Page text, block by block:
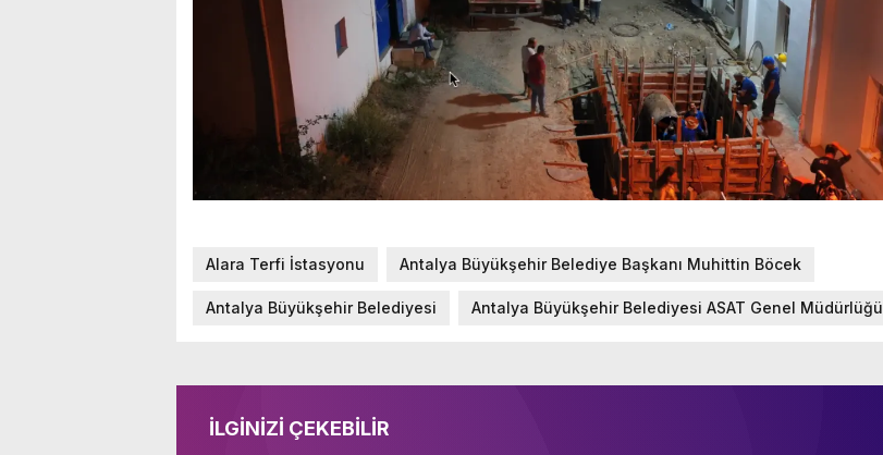
Alara Terfi İstasyonu Antalya Büyükşehir Belediye Başkanı Muhittin Böcek
Antalya Büyükşehir Belediyesi Antalya Büyükşehir Belediyesi ASAT Genel Müdürlüğü
İLGİNİZİ ÇEKEBİLİR